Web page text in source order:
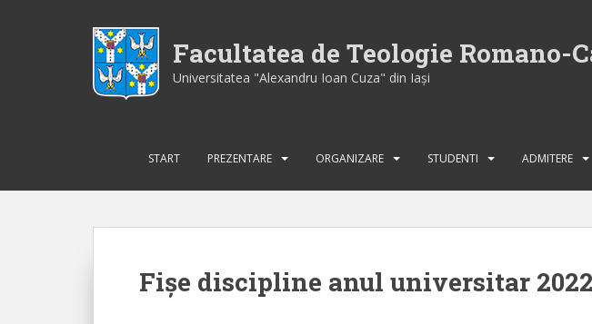
Facultatea de Teologie Romano-
Universitatea "Alexandru Ioan Cuza" din Iaşi
START PREZENTARE ORGANIZARE STUDENTI ADMITERE
Fişe discipline anul universitar